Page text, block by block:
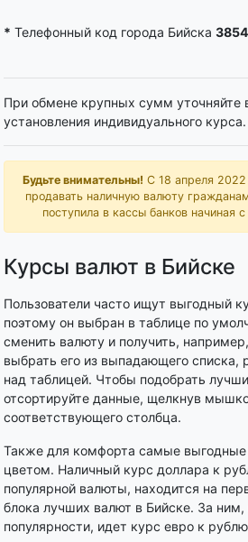
* Телефонный код города Бийска 3854
При обмене крупных сумм уточняйте
установления индивидуального курса.
Будьте внимательны! С 18 апреля 2022
продавать наличную валюту
поступила в кассы банков начиная
Курсы валют в Бийске
Пользователи часто ищут выгодный
поэтому он выбран в таблице по
сменить валюту и получить,
выбрать его из выпадающего списка,
над таблицей. Чтобы подобрать
отсортируйте данные, щелкнув
соответствующего столбца.
Также для комфорта самые
цветом. Наличный курс доллара к
популярной валюты, находится на
блока лучших валют в Бийске. За ним,
популярности, идет курс евро к